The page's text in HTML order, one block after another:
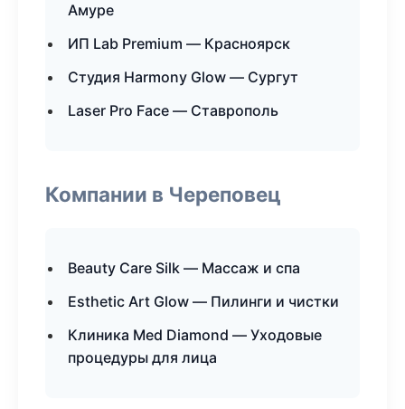
Амуре
ИП Lab Premium — Красноярск
Студия Harmony Glow — Сургут
Laser Pro Face — Ставрополь
Компании в Череповец
Beauty Care Silk — Массаж и спа
Esthetic Art Glow — Пилинги и чистки
Клиника Med Diamond — Уходовые
процедуры для лица